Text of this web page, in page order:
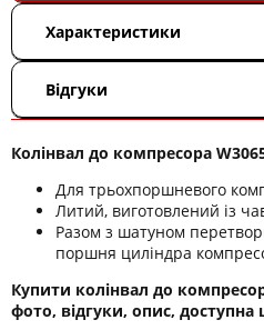
Характеристики
Відгуки
Колінвал до компресора
Для трьохпоршневого
Литий, виготовлений із
Разом з шатуном
поршня циліндра
Купити колінвал до
фото, відгуки, опис, доступна